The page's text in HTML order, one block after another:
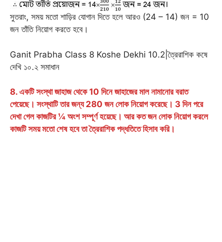
সুতরাং, সময় মতো শাড়ির যোগান দিতে হলে আরও (24 – 14) জন = 10
জন তাঁতি নিয়োগ করতে হবে।
Ganit Prabha Class 8 Koshe Dekhi 10.2|ত্রৈরাশিক কষে
দেখি ১০.২ সমাধান
8. একটি সংস্থা জাহাজ থেকে 10 দিনে জাহাজের মাল নামানোর বরাত
পেয়েছে। সংস্থাটি তার জন্য 280 জন লোক নিয়োগ করেছে। 3 দিন পরে
দেখা গেল কাজটির ¼ অংশ সম্পূর্ণ হয়েছে। আর কত জন লোক নিয়োগ করলে
কাজটি সময় মতো শেষ হবে তা ত্রৈরাশিক পদ্ধতিতে হিসাব করি।